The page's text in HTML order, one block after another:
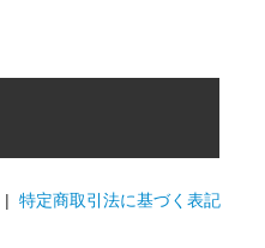
| 特定商取引法に基づく表記